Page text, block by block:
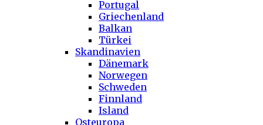
Portugal
Griechenland
Balkan
Türkei
Skandinavien
Dänemark
Norwegen
Schweden
Finnland
Island
Osteuropa